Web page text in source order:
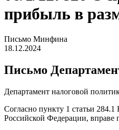
прибыль в
Письмо Минфина
18.12.2024
Письмо
Департамент налоговой
Согласно пункту 1 статьи
Российской Федерации, вправе